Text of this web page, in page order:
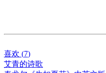
喜欢 (7)
艾青的诗歌